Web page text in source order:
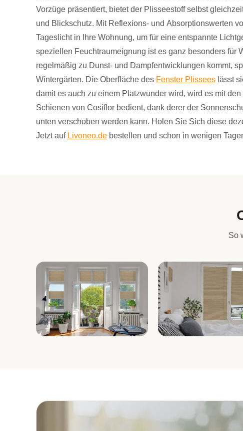
Vorzüge präsentiert, bietet der Plisseestoff selbst
und Blickschutz. Mit Reflexions- und Absorptionswerten
Tageslicht in Ihre Wohnung, um für eine entspannte
speziellen Feuchtraumeignung ist es ganz besonders für
regelmäßig zu Dunst- und Dampfentwicklungen kommt,
Wintergärten. Die Oberfläche des Fenster Plissees lässt
damit es auch zu einem Platzwunder wird, wird es mit
Schienen von Cosiflor bedient, dank derer der
unten verschoben werden kann. Holen Sie Sich diese
Jetzt auf Livoneo.de bestellen und schon in wenigen
So